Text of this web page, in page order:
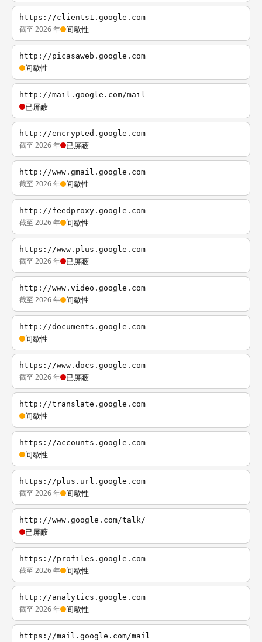
https://clients1.google.com
截至 2026 年 间歇性
http://picasaweb.google.com
间歇性
http://mail.google.com/mail
已屏蔽
http://encrypted.google.com
截至 2026 年 已屏蔽
http://www.gmail.google.com
截至 2026 年 间歇性
http://feedproxy.google.com
截至 2026 年 间歇性
https://www.plus.google.com
截至 2026 年 已屏蔽
http://www.video.google.com
截至 2026 年 间歇性
http://documents.google.com
间歇性
https://www.docs.google.com
截至 2026 年 已屏蔽
http://translate.google.com
间歇性
https://accounts.google.com
间歇性
https://plus.url.google.com
截至 2026 年 间歇性
http://www.google.com/talk/
已屏蔽
https://profiles.google.com
截至 2026 年 间歇性
http://analytics.google.com
截至 2026 年 间歇性
https://mail.google.com/mail